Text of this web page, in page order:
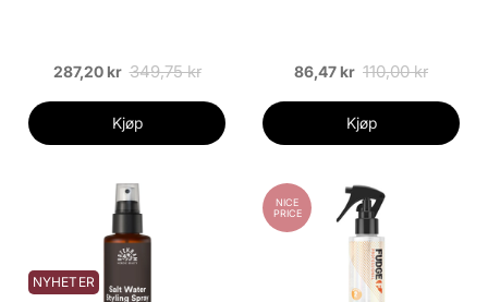
287,20 kr 349,75 kr
Kjøp
86,47 kr 110,00 kr
Kjøp
NYHETER
NICE
PRICE